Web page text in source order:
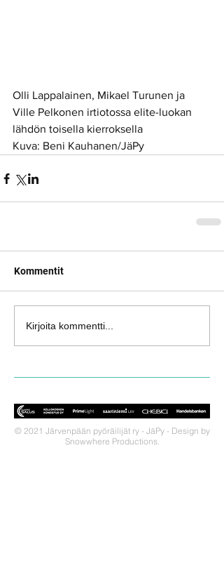
Olli Lappalainen, Mikael Turunen ja
Ville Pelkonen irtiotossa elite-luokan
lähdön toisella kierroksella
Kuva: Beni Kauhanen/JäPy
Kommentit
Kirjoita kommentti...
© 2021 Järvenpään pyöräilijät ry - JäPy - Design by
Snowwhere Productions.